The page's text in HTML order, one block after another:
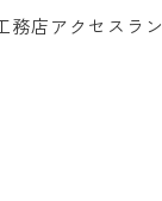
務店アクセスラン